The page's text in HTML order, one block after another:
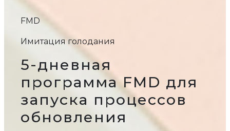
FMD
Имитация голодания
5-дневная
программа FMD для
запуска процессов
обновления